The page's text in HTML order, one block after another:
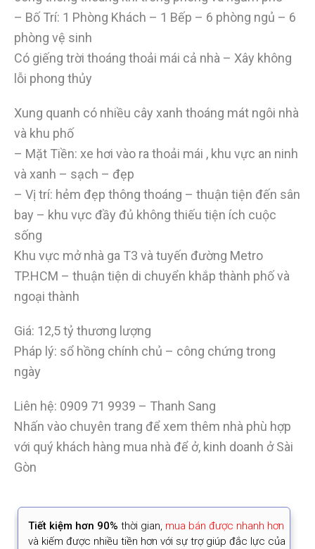
– Bố Trí: 1 Phòng Khách – 1 Bếp – 6 phòng ngủ – 6
phòng vệ sinh
Có giếng trời thoáng thoải mái cả nhà – Xây không
lỗi phong thủy
Xung quanh có nhiều cây xanh thoáng mát ngôi nhà
và khu phố
– Mặt Tiền: xe hơi vào ra thoải mái , khu vực an ninh
và xanh – sạch – đẹp
– Vị trí: hẻm đẹp thông thoáng – thuận tiện đến sân
bay – khu vực đầy đủ không thiếu tiện ích cuộc
sống
Khu vực mở nhà ga T3 và tuyến đường Metro
TP.HCM – thuận tiện di chuyển khắp thành phố và
ngoại thành
Giá: 12,5 tỷ thương lượng
Pháp lý: sổ hồng chính chủ – công chứng trong
ngày
Liên hệ: 0909 71 9939 – Thanh Sang
Nhấn vào chuyên trang để xem thêm nhà phù hợp
với quý khách hàng mua nhà để ở, kinh doanh ở Sài
Gòn
Tiết kiệm hơn 90% thời gian, mua bán được nhanh hơn
và kiếm được nhiều tiền hơn với sự trợ giúp đắc lực của